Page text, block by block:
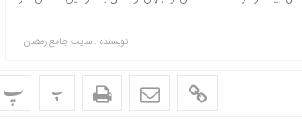
نویسنده : سایت جامع رمضان
پ پ